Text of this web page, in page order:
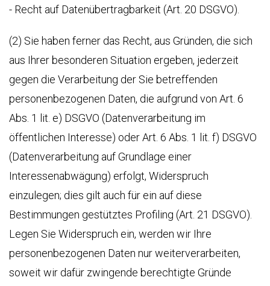
- Recht auf Datenübertragbarkeit (Art. 20 DSGVO).
(2) Sie haben ferner das Recht, aus Gründen, die sich
aus Ihrer besonderen Situation ergeben, jederzeit
gegen die Verarbeitung der Sie betreffenden
personenbezogenen Daten, die aufgrund von Art. 6
Abs. 1 lit. e) DSGVO (Datenverarbeitung im
öffentlichen Interesse) oder Art. 6 Abs. 1 lit. f) DSGVO
(Datenverarbeitung auf Grundlage einer
Interessenabwägung) erfolgt, Widerspruch
einzulegen; dies gilt auch für ein auf diese
Bestimmungen gestütztes Profiling (Art. 21 DSGVO).
Legen Sie Widerspruch ein, werden wir Ihre
personenbezogenen Daten nur weiterverarbeiten,
soweit wir dafür zwingende berechtigte Gründe